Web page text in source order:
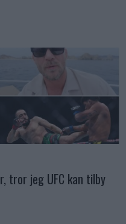
tror jeg UFC kan tilby